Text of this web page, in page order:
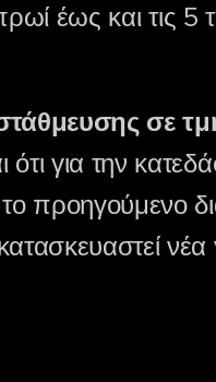
έως και τις 5
σε
ότι για την
προηγούμενο